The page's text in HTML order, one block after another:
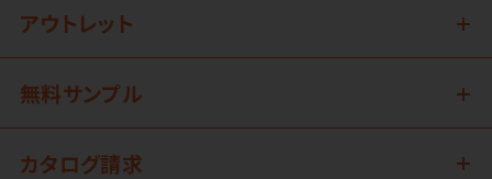
アウトレット
無料サンプル
カタログ請求